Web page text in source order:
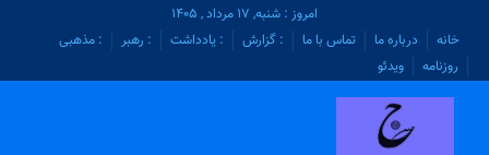
امروز : شنبه, ۱۷ مرداد , ۱۴۰۵
خانه
درباره ما تماس با ما : گزارش : یادداشت : رهبر
: مذهبی
روزنامه
ویدئو